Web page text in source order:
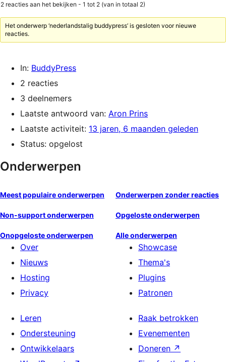
2 reacties aan het bekijken - 1 tot 2 (van in totaal 2)
Het onderwerp ‘nederlandstalig buddypress’ is gesloten voor nieuwe
reacties.
In: BuddyPress
2 reacties
3 deelnemers
Laatste antwoord van: Aron Prins
Laatste activiteit: 13 jaren, 6 maanden geleden
Status: opgelost
Onderwerpen
Meest populaire onderwerpen Onderwerpen zonder reacties
Non-support onderwerpen Opgeloste onderwerpen
Onopgeloste onderwerpen Alle onderwerpen
Over
Nieuws
Hosting
Privacy
Showcase
Thema's
Plugins
Patronen
Leren
Ondersteuning
Ontwikkelaars
Raak betrokken
Evenementen
Doneren ↗